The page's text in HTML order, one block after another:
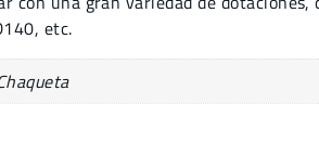
etc.